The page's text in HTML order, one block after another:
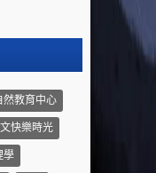
然教育中心
快樂時光
學